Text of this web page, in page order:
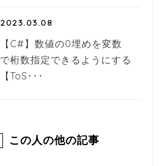
2023.03.08
【C#】数値の0埋めを変数
で桁数指定できるようにする
【ToS･･･
この人の他の記事